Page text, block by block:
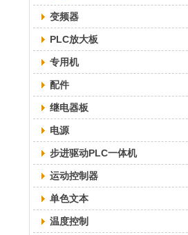
变频器
PLC放大板
专用机
配件
继电器板
电源
步进驱动PLC一体机
运动控制器
单色文本
温度控制